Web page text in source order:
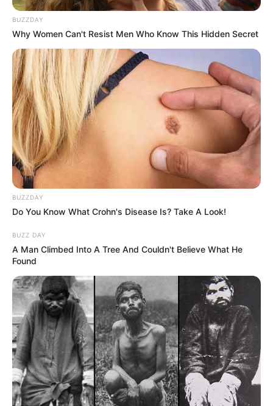
BUZZDAY
Why Women Can't Resist Men Who Know This Hidden Secret
BUZZDAY
Do You Know What Crohn's Disease Is? Take A Look!
BUZZ DAY
A Man Climbed Into A Tree And Couldn't Believe What He
Found